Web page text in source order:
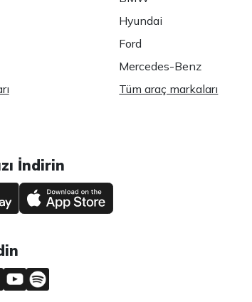
Hyundai
Ford
Mercedes-Benz
Tüm araç markaları
İndirin